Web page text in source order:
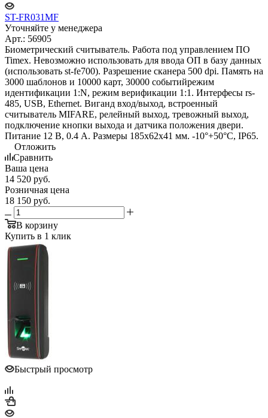
ST-FR031MF
Уточняйте у менеджера
Арт.: 56905
Биометрический считыватель. Работа под управлением ПО
Timex. Невозможно использовать для ввода ОП в базу данных
(использовать st-fe700). Разрешение сканера 500 dpi. Память на
3000 шаблонов и 10000 карт, 30000 событийрежим
идентификации 1:N, режим верификации 1:1. Интерфесы rs-
485, USB, Ethernet. Виганд вход/выход, встроенный
считыватель MIFARE, релейный выход, тревожный выход,
подключение кнопки выхода и датчика положения двери.
Питание 12 В, 0.4 А. Размеры 185х62х41 мм. -10°+50°С, IP65.
Отложить
Сравнить
Ваша цена
14 520 руб.
Розничная цена
18 150 руб.
В корзину
Купить в 1 клик
Быстрый просмотр